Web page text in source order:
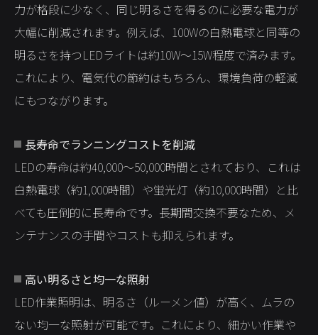
力が格段に少なく、同じ明るさを得るのに必要な電力が
大幅に削減されます。例えば、100Wの白熱電球と同等の
明るさを持つLEDライトは約10W〜15W程度で済みます。
これにより、電気代の節約はもちろん、環境負荷の軽減
にもつながります。
長寿命でランニングコストを削減
LEDの寿命は約40,000〜50,000時間とされており、これは
白熱電球（約1,000時間）や蛍光灯（約10,000時間）と比
べても圧倒的に長寿命です。長期間交換不要なため、メ
ンテナンスの手間やコストも抑えられます。
高い明るさと均一な照射
LED作業照明は、明るさ（ルーメン値）が高く、ムラの
ない均一な照射が可能です。これにより、細かい作業や